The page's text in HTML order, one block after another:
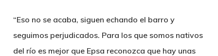
“Eso no se acaba, siguen echando el barro y
seguimos perjudicados. Para los que somos nativos
del río es mejor que Epsa reconozca que hay unas